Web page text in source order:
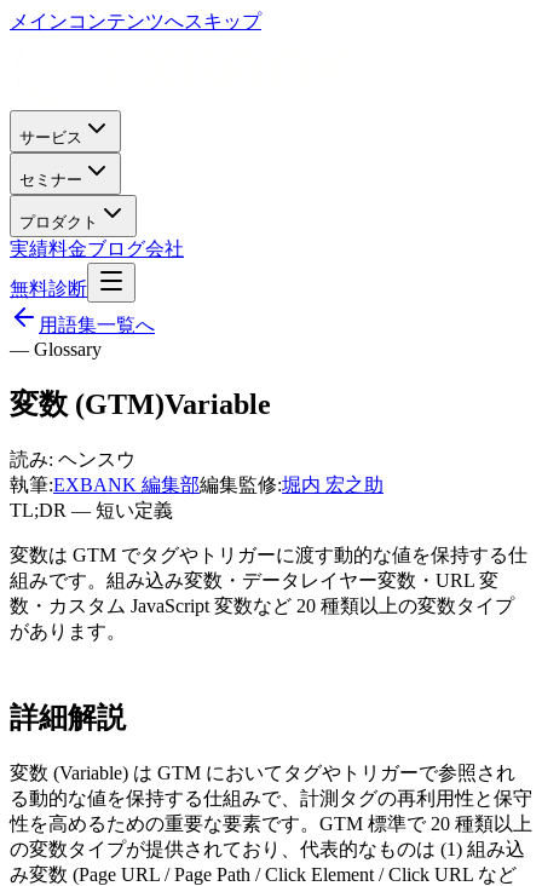
メインコンテンツへスキップ
サービス
セミナー
プロダクト
実績料金ブログ会社
無料診断
用語集一覧へ
— Glossary
変数 (GTM)Variable
読み: ヘンスウ
執筆:EXBANK 編集部編集監修:堀内 宏之助
TL;DR — 短い定義
変数は GTM でタグやトリガーに渡す動的な値を保持する仕
組みです。組み込み変数・データレイヤー変数・URL 変
数・カスタム JavaScript 変数など 20 種類以上の変数タイプ
があります。
詳細解説
変数 (Variable) は GTM においてタグやトリガーで参照され
る動的な値を保持する仕組みで、計測タグの再利用性と保守
性を高めるための重要な要素です。GTM 標準で 20 種類以上
の変数タイプが提供されており、代表的なものは (1) 組み込
み変数 (Page URL / Page Path / Click Element / Click URL など